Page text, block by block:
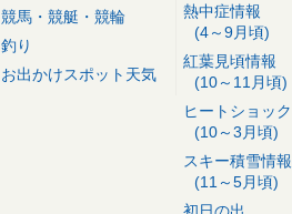
競馬・競艇・競輪
釣り
お出かけスポット天気
熱中症情報
(4～9月頃)
紅葉見頃情報
(10～11月頃)
ヒートショック
(10～3月頃)
スキー積雪情報
(11～5月頃)
初日の出